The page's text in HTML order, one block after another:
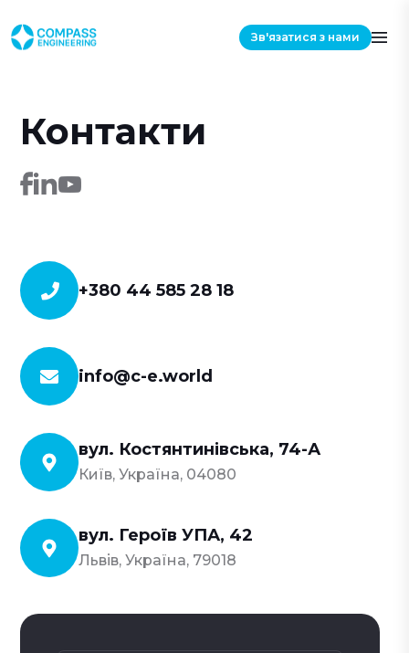
Зв'язатися з нами
Контакти
+380 44 585 28 18
info@c-e.world
вул. Костянтинівська, 74-А
Київ, Україна, 04080
вул. Героїв УПА, 42
Львів, Україна, 79018